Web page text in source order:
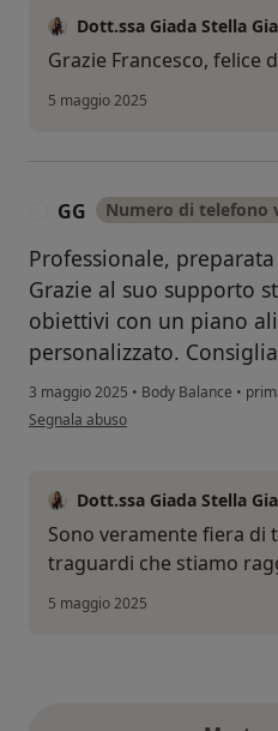
Dott.ssa Giada Stella
Grazie Francesco, felice
5 maggio 2025
GG Numero di telefono
Professionale,
Grazie al suo supporto
obiettivi con un piano
personalizzato.
3 maggio 2025 • Body Balance •
secondo l'opinione dell'utente GG
Segnala abuso
Dott.ssa Giada Stella
Sono veramente fiera di
traguardi che stiamo
5 maggio 2025